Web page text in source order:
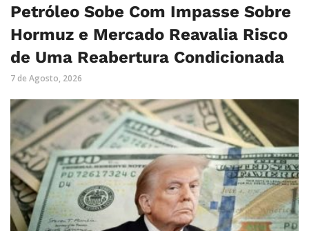
Petróleo Sobe Com Impasse Sobre
Hormuz e Mercado Reavalia Risco
de Uma Reabertura Condicionada
7 de Agosto, 2026